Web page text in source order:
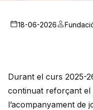
18-06-2026
Durant el curs 2025-
continuat reforçant el
l’acompanyament de